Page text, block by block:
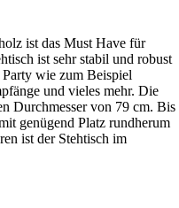
ist das Must Have für
ist sehr stabil und robust
wie zum Beispiel
und vieles mehr. Die
Durchmesser von 79 cm. Bis
genügend Platz rundherum
ist der Stehtisch im